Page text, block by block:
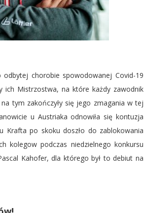
chorobie spowodowanej Covid-19
ich Mistrzostwa, na które każdy zawodnik
tym zakończyły się jego zmagania w tej
u Austriaka odnowiła się kontuzja
Krafta po skoku doszło do zablokowania
kolegow podczas niedzielnego konkursu
Kahofer, dla którego był to debiut na